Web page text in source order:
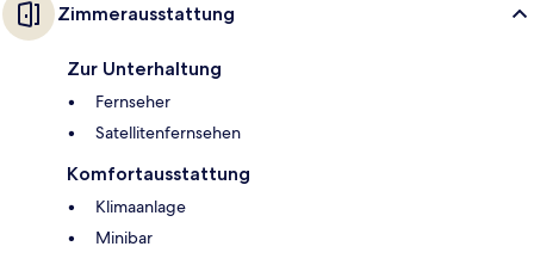
Zimmerausstattung
Zur Unterhaltung
Fernseher
Satellitenfernsehen
Komfortausstattung
Klimaanlage
Minibar